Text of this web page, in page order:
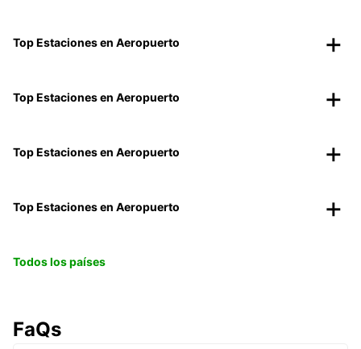
Top Estaciones en Aeropuerto
Top Estaciones en Aeropuerto
Top Estaciones en Aeropuerto
Top Estaciones en Aeropuerto
Todos los países
FaQs